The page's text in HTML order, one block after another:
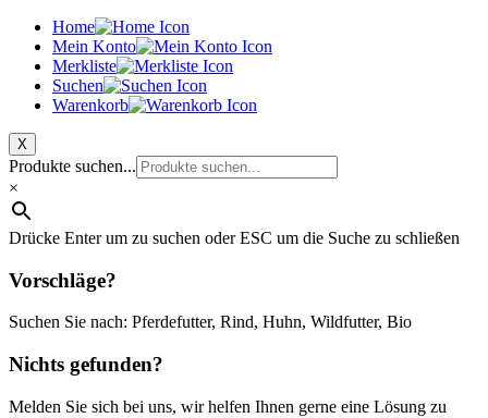
Home
Mein Konto
Merkliste
Suchen
Warenkorb
X
Produkte suchen...
×
Drücke Enter um zu suchen oder ESC um die Suche zu schließen
Vorschläge?
Suchen Sie nach: Pferdefutter, Rind, Huhn, Wildfutter, Bio
Nichts gefunden?
Melden Sie sich bei uns, wir helfen Ihnen gerne eine Lösung zu